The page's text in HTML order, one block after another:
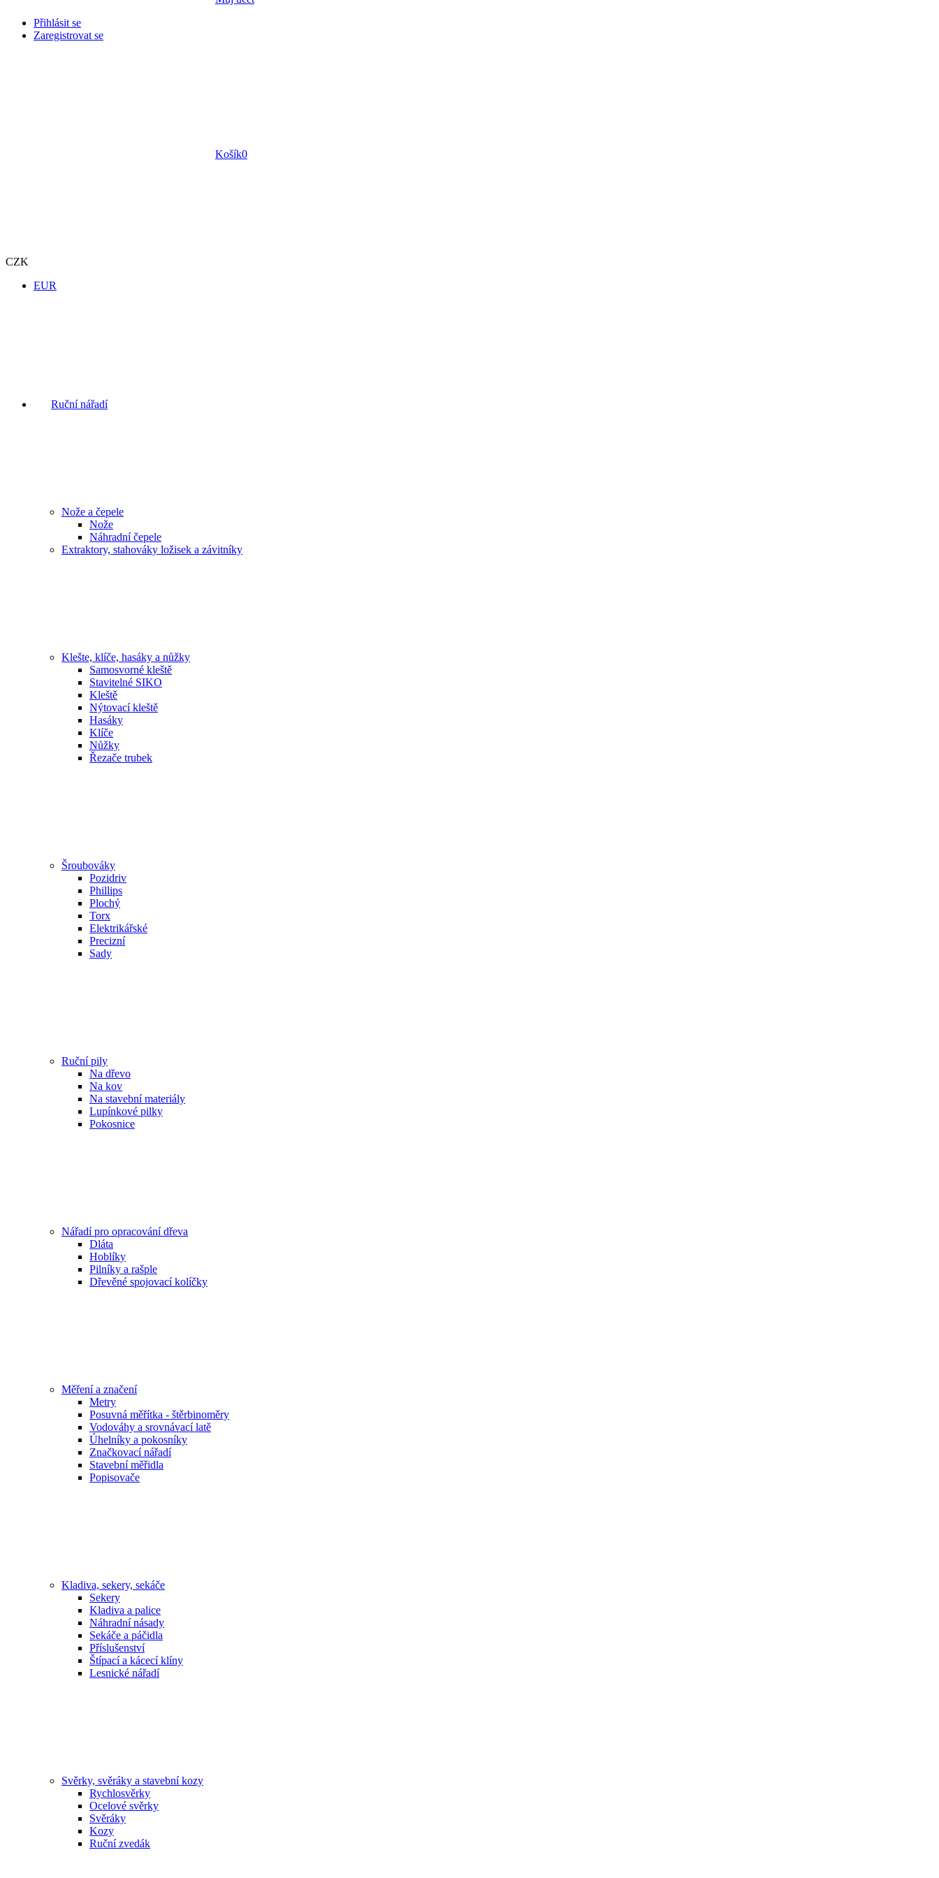
Přihlásit se
Zaregistrovat se
Košík0
CZK
EUR
Ruční nářadí
Nože a čepele
Nože
Náhradní čepele
Extraktory, stahováky ložisek a závitníky
Klešte, klíče, hasáky a nůžky
Samosvorné kleště
Stavitelné SIKO
Kleště
Nýtovací kleště
Hasáky
Klíče
Nůžky
Řezače trubek
Šroubováky
Pozidriv
Phillips
Plochý
Torx
Elektrikářské
Precizní
Sady
Ruční pily
Na dřevo
Na kov
Na stavební materiály
Lupínkové pilky
Pokosnice
Nářadí pro opracování dřeva
Dláta
Hoblíky
Pilníky a rašple
Dřevěné spojovací kolíčky
Měření a značení
Metry
Posuvná měřítka - štěrbinoměry
Vodováhy a srovnávací latě
Úhelníky a pokosníky
Značkovací nářadí
Stavební měřidla
Popisovače
Kladiva, sekery, sekáče
Sekery
Kladiva a palice
Náhradní násady
Sekáče a páčidla
Příslušenství
Štípací a kácecí klíny
Lesnické nářadí
Svěrky, svěráky a stavební kozy
Rychlosvěrky
Ocelové svěrky
Svěráky
Kozy
Ruční zvedák